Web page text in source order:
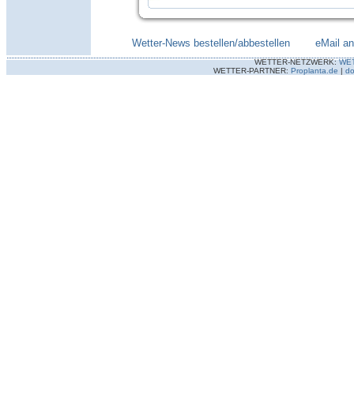
Wetter-News bestellen/abbestellen eMail
WETTER-NETZWERK:
WETTER-PARTNER: Proplanta.de |